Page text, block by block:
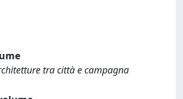
tra città e campagna